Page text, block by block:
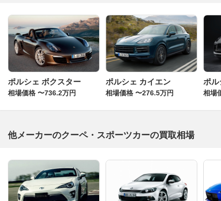
ポルシェ ボクスター
相場価格 〜736.2万円
ポルシェ カイエン
相場価格 〜276.5万円
ポル
相場
他メーカーのクーペ・スポーツカーの買取相場